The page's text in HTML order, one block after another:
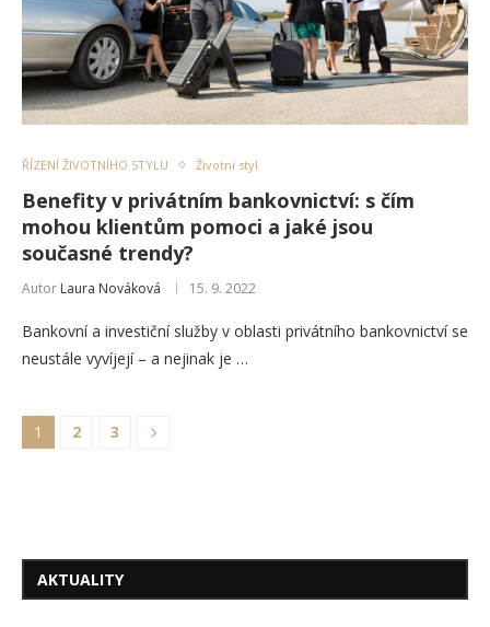
ŘÍZENÍ ŽIVOTNÍHO STYLU Životní styl
Benefity v privátním bankovnictví: s čím
mohou klientům pomoci a jaké jsou
současné trendy?
Autor Laura Nováková 15. 9. 2022
Bankovní a investiční služby v oblasti privátního bankovnictví se
neustále vyvíjejí – a nejinak je …
1 2 3
AKTUALITY